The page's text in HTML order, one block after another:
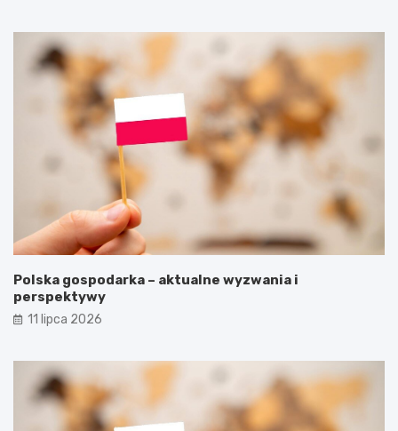
Polska gospodarka – aktualne wyzwania i
perspektywy
11 lipca 2026